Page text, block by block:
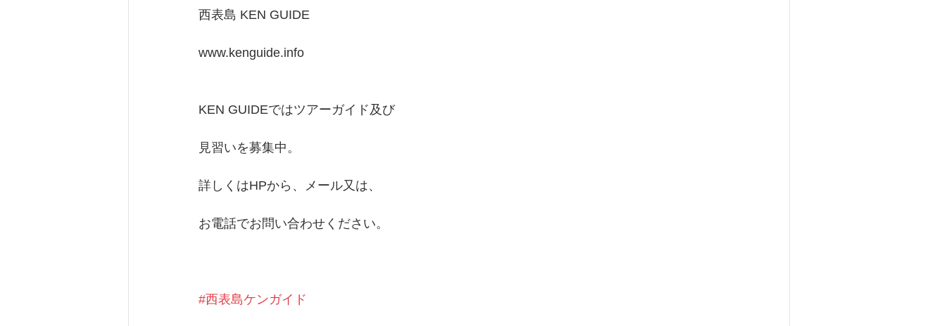
西表島 KEN GUIDE
www.kenguide.info
KEN GUIDEではツアーガイド及び
見習いを募集中。
詳しくはHPから、メール又は、
お電話でお問い合わせください。
#西表島ケンガイド